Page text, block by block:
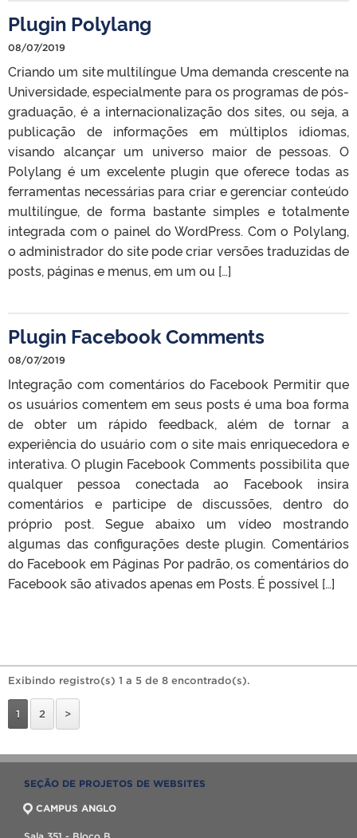
Plugin Polylang
08/07/2019
Criando um site multilíngue Uma demanda crescente na
Universidade, especialmente para os programas de pós-
graduação, é a internacionalização dos sites, ou seja, a
publicação de informações em múltiplos idiomas,
visando alcançar um universo maior de pessoas. O
Polylang é um excelente plugin que oferece todas as
ferramentas necessárias para criar e gerenciar conteúdo
multilíngue, de forma bastante simples e totalmente
integrada com o painel do WordPress. Com o Polylang,
o administrador do site pode criar versões traduzidas de
posts, páginas e menus, em um ou […]
Plugin Facebook Comments
08/07/2019
Integração com comentários do Facebook Permitir que
os usuários comentem em seus posts é uma boa forma
de obter um rápido feedback, além de tornar a
experiência do usuário com o site mais enriquecedora e
interativa. O plugin Facebook Comments possibilita que
qualquer pessoa conectada ao Facebook insira
comentários e participe de discussões, dentro do
próprio post. Segue abaixo um vídeo mostrando
algumas das configurações deste plugin. Comentários
do Facebook em Páginas Por padrão, os comentários do
Facebook são ativados apenas em Posts. É possível […]
Exibindo registro(s) 1 a 5 de 8 encontrado(s).
1 2 >
SEÇÃO DE PROJETOS DE WEBSITES
CAMPUS ANGLO
Sala 351 - Bloco B